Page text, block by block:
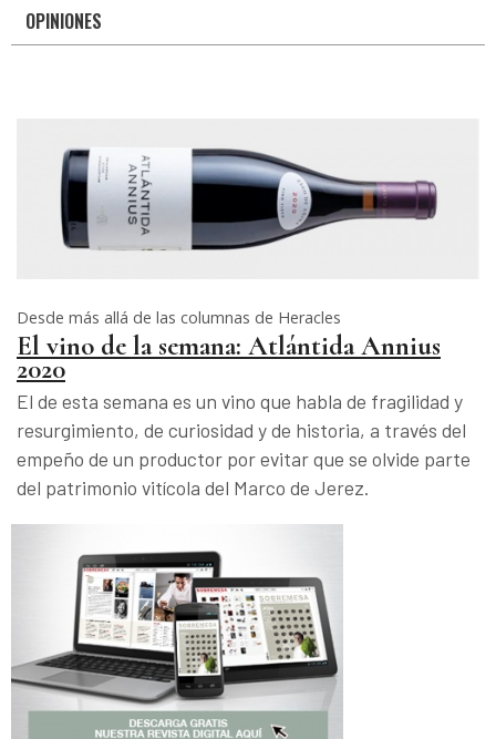
OPINIONES
Desde más allá de las columnas de Heracles
El vino de la semana: Atlántida Annius
2020
El de esta semana es un vino que habla de fragilidad y
resurgimiento, de curiosidad y de historia, a través del
empeño de un productor por evitar que se olvide parte
del patrimonio vitícola del Marco de Jerez.